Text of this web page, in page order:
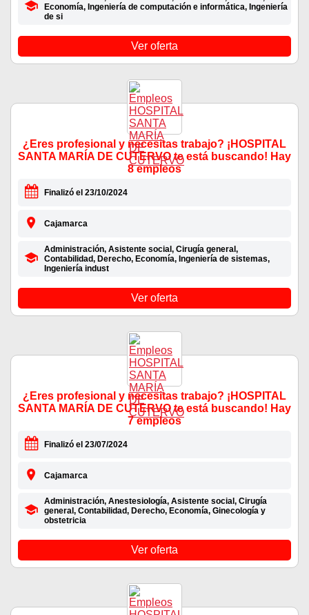
Economía, Ingeniería de computación e informática, Ingeniería
de si
Ver oferta
¿Eres profesional y necesitas trabajo? ¡HOSPITAL
SANTA MARÍA DE CUTERVO te está buscando! Hay
8 empleos
Finalizó el 23/10/2024
Cajamarca
Administración, Asistente social, Cirugía general,
Contabilidad, Derecho, Economía, Ingeniería de sistemas,
Ingeniería indust
Ver oferta
¿Eres profesional y necesitas trabajo? ¡HOSPITAL
SANTA MARÍA DE CUTERVO te está buscando! Hay
7 empleos
Finalizó el 23/07/2024
Cajamarca
Administración, Anestesiología, Asistente social, Cirugía
general, Contabilidad, Derecho, Economía, Ginecología y
obstetricia
Ver oferta